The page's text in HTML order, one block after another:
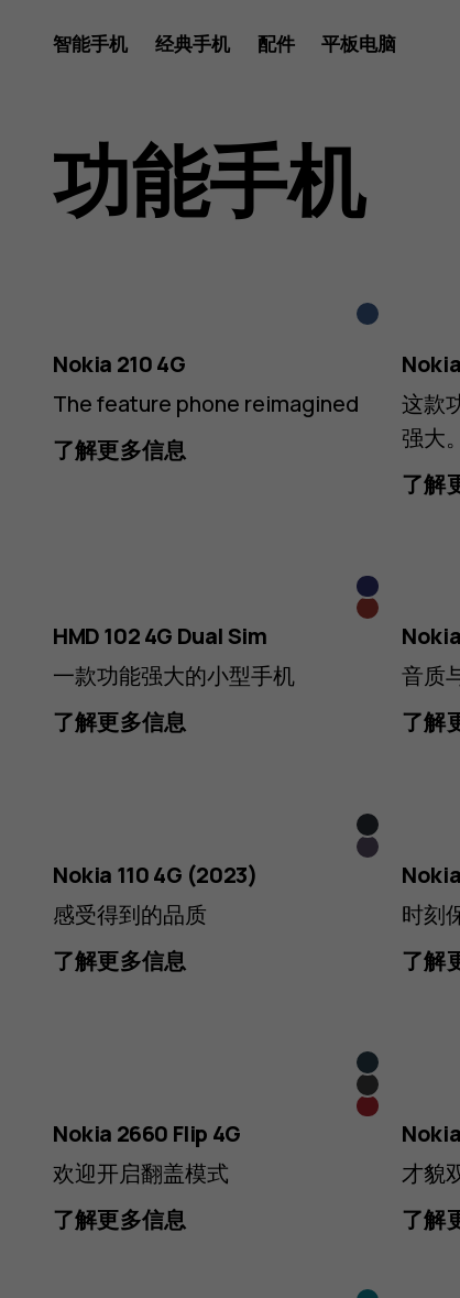
Nokia
&
4G/2G
Feature
Phones
Official
智能手机 经典手机 配件 平板电脑
功能手机
深
Nokia 210 4G
The feature phone reimagined
了解更多信息
这款
强大。
了解
紫
色
红
HMD 102 4G Dual Sim
一款功能强大的小型手机
了解更多信息
音质
了解
Midnight
Blue
Arctic
Purple
Nokia 110 4G (2023)
感受得到的品质
了解更多信息
时刻
了解
藏
蓝
黑
色
红
Nokia 2660 Flip 4G
欢迎开启翻盖模式
了解更多信息
才貌
了解